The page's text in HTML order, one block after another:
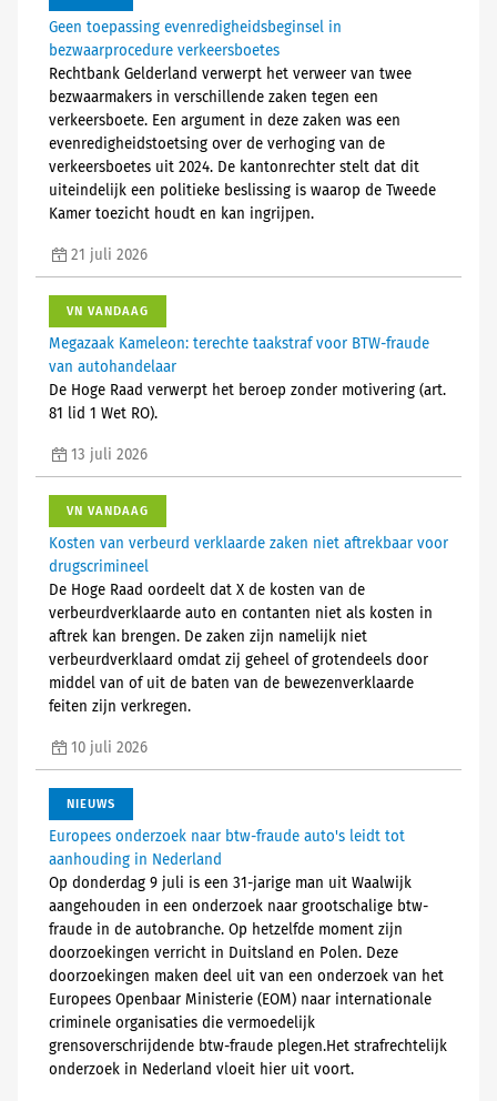
Geen toepassing evenredigheidsbeginsel in
bezwaarprocedure verkeersboetes
Rechtbank Gelderland verwerpt het verweer van twee
bezwaarmakers in verschillende zaken tegen een
verkeersboete. Een argument in deze zaken was een
evenredigheidstoetsing over de verhoging van de
verkeersboetes uit 2024. De kantonrechter stelt dat dit
uiteindelijk een politieke beslissing is waarop de Tweede
Kamer toezicht houdt en kan ingrijpen.
21 juli 2026
VN VANDAAG
Megazaak Kameleon: terechte taakstraf voor BTW-fraude
van autohandelaar
De Hoge Raad verwerpt het beroep zonder motivering (art.
81 lid 1 Wet RO).
13 juli 2026
VN VANDAAG
Kosten van verbeurd verklaarde zaken niet aftrekbaar voor
drugscrimineel
De Hoge Raad oordeelt dat X de kosten van de
verbeurdverklaarde auto en contanten niet als kosten in
aftrek kan brengen. De zaken zijn namelijk niet
verbeurdverklaard omdat zij geheel of grotendeels door
middel van of uit de baten van de bewezenverklaarde
feiten zijn verkregen.
10 juli 2026
NIEUWS
Europees onderzoek naar btw-fraude auto's leidt tot
aanhouding in Nederland
Op donderdag 9 juli is een 31-jarige man uit Waalwijk
aangehouden in een onderzoek naar grootschalige btw-
fraude in de autobranche. Op hetzelfde moment zijn
doorzoekingen verricht in Duitsland en Polen. Deze
doorzoekingen maken deel uit van een onderzoek van het
Europees Openbaar Ministerie (EOM) naar internationale
criminele organisaties die vermoedelijk
grensoverschrijdende btw-fraude plegen.Het strafrechtelijk
onderzoek in Nederland vloeit hier uit voort.